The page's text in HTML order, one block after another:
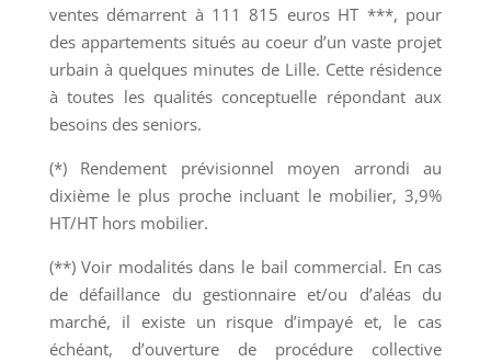
ventes démarrent à 111 815 euros HT ***, pour
des appartements situés au coeur d’un vaste projet
urbain à quelques minutes de Lille. Cette résidence
à toutes les qualités conceptuelle répondant aux
besoins des seniors.
(*) Rendement prévisionnel moyen arrondi au
dixième le plus proche incluant le mobilier, 3,9%
HT/HT hors mobilier.
(**)Voir modalités dans le bail commercial. En cas
de défaillance du gestionnaire et/ou d’aléas du
marché, il existe un risque d’impayé et, le cas
échéant, d’ouverture de procédure collective